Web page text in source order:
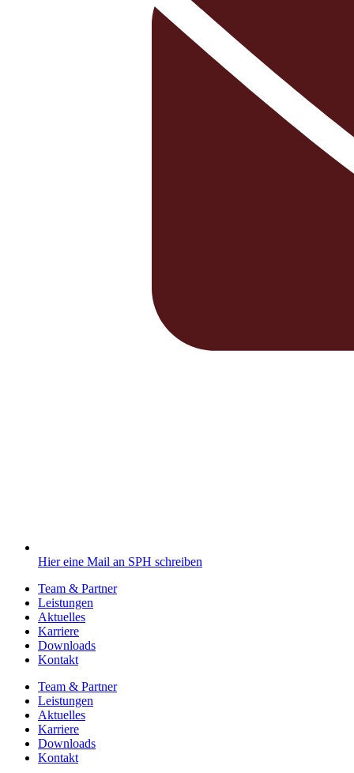
Hier eine Mail an SPH schreiben
Team & Partner
Leistungen
Aktuelles
Karriere
Downloads
Kontakt
Team & Partner
Leistungen
Aktuelles
Karriere
Downloads
Kontakt